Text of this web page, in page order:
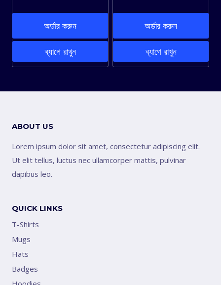
was:
990.00৳ .
is:
590.00৳ .
অর্ডার করুন
ব্যাগে রাখুন
was:
1,490.00৳ .
অর্ডার করুন
ব্যাগে রাখুন
ABOUT US
Lorem ipsum dolor sit amet, consectetur adipiscing elit.
Ut elit tellus, luctus nec ullamcorper mattis, pulvinar
dapibus leo.
QUICK LINKS
T-Shirts
Mugs
Hats
Badges